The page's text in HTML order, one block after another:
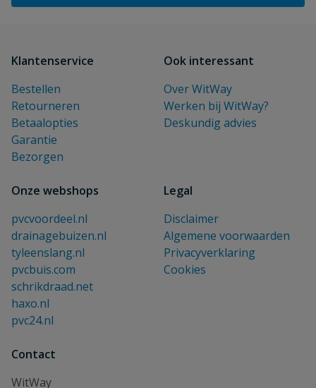
Klantenservice
Bestellen
Retourneren
Betaalopties
Garantie
Bezorgen
Ook interessant
Over WitWay
Werken bij WitWay?
Deskundig advies
Onze webshops
pvcvoordeel.nl
drainagebuizen.nl
tyleenslang.nl
pvcbuis.com
schrikdraad.net
haxo.nl
pvc24.nl
Legal
Disclaimer
Algemene voorwaarden
Privacyverklaring
Cookies
Contact
WitWay